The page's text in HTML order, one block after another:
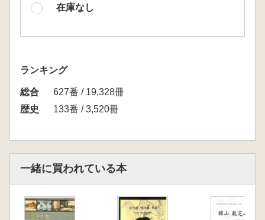
在庫なし
ランキング
総合
627番 / 19,328冊
歴史
133番 / 3,520冊
一緒に買われている本